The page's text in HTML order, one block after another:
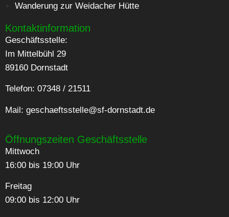
Wanderung zur Weidacher Hütte
Kontaktinformation
Geschäftsstelle:
Im Mittelbühl 29
89160 Dornstadt
Telefon: 07348 / 21511
Mail: geschaeftsstelle@sf-dornstadt.de
Öffnungszeiten Geschäftsstelle
Mittwoch
16:00 bis 19:00 Uhr
Freitag
09:00 bis 12:00 Uhr